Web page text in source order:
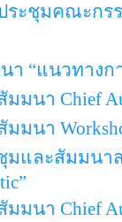
ระชุมคณะกร
“แนวทางก
มนา Chief
มนา
และสัมมนาส
มนา Chief